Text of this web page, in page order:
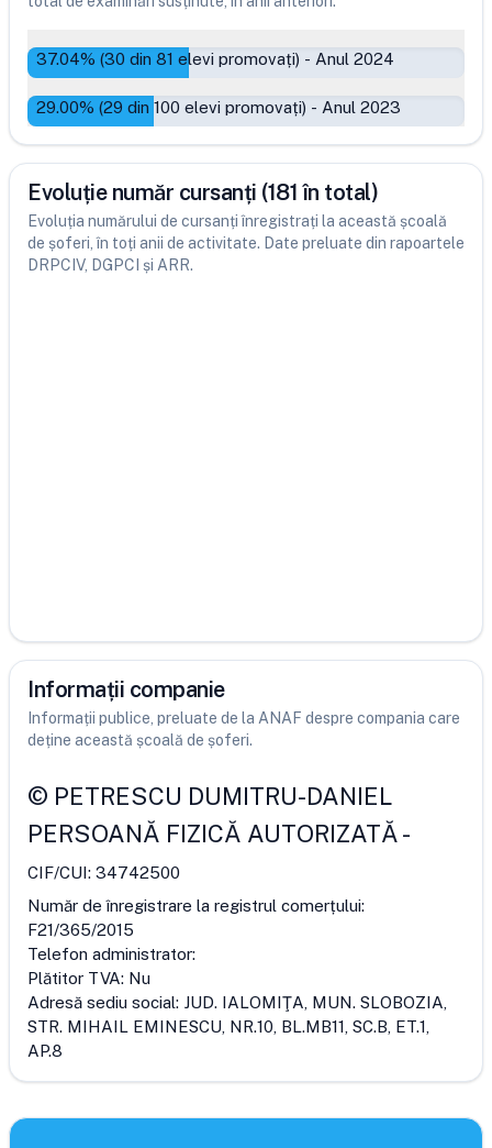
37.04% (30 din 81 elevi promovați) - Anul 2024
29.00% (29 din 100 elevi promovați) - Anul 2023
Evoluție număr cursanți (181 în total)
Evoluția numărului de cursanți înregistrați la această școală
de șoferi, în toți anii de activitate. Date preluate din rapoartele
DRPCIV, DGPCI și ARR.
Informații companie
Informații publice, preluate de la ANAF despre compania care
deține această școală de șoferi.
© PETRESCU DUMITRU-DANIEL
PERSOANĂ FIZICĂ AUTORIZATĂ-
CIF/CUI: 34742500
Număr de înregistrare la registrul comerțului:
F21/365/2015
Telefon administrator:
Plătitor TVA: Nu
Adresă sediu social: JUD. IALOMIŢA, MUN. SLOBOZIA,
STR. MIHAIL EMINESCU, NR.10, BL.MB11, SC.B, ET.1,
AP.8